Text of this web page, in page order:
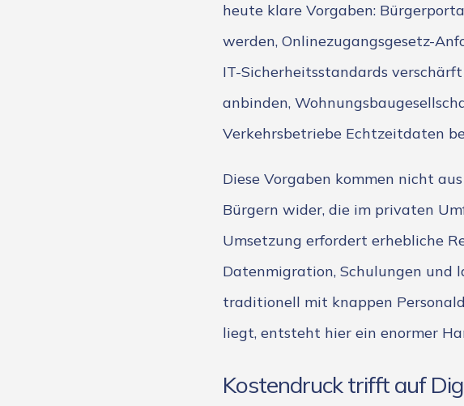
heute klare Vorgaben:
werden, Onlinezugangsgesetz-
IT-Sicherheitsstandards
anbinden,
Verkehrsbetriebe Echtzeitdaten
Diese Vorgaben kommen nicht
Bürgern wider, die im privaten
Umsetzung erfordert erhebliche
Datenmigration, Schulungen und
traditionell mit knappen
liegt, entsteht hier ein enormer
Kostendruck trifft auf